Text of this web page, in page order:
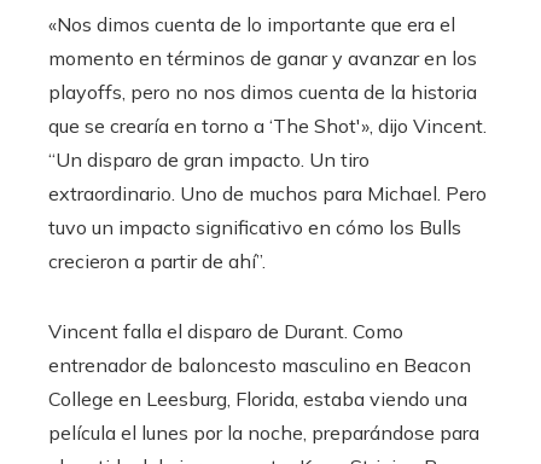
«Nos dimos cuenta de lo importante que era el
momento en términos de ganar y avanzar en los
playoffs, pero no nos dimos cuenta de la historia
que se crearía en torno a ‘The Shot'», dijo Vincent.
“Un disparo de gran impacto. Un tiro
extraordinario. Uno de muchos para Michael. Pero
tuvo un impacto significativo en cómo los Bulls
crecieron a partir de ahí”.
Vincent falla el disparo de Durant. Como
entrenador de baloncesto masculino en Beacon
College en Leesburg, Florida, estaba viendo una
película el lunes por la noche, preparándose para